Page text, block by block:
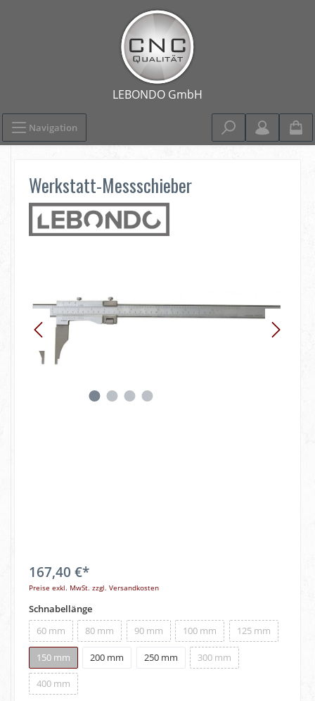
Navigation
Werkstatt-Messschieber
167,40 €*
Preise exkl. MwSt. zzgl. Versandkosten
Schnabellänge
60 mm
80 mm 90 mm 100 mm 125 mm
150 mm 200 mm 250 mm 300 mm
400 mm